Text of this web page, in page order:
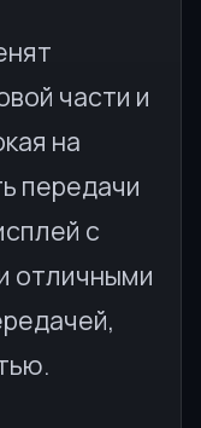
части и
на
передачи
с
отличными